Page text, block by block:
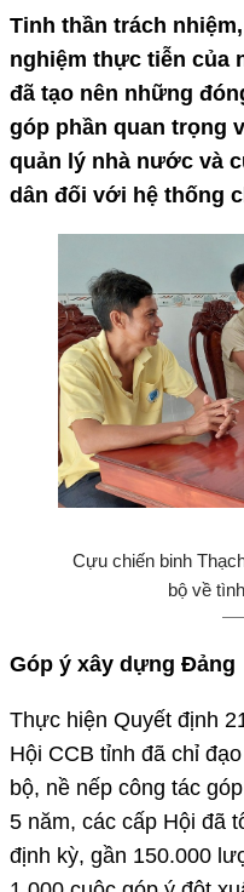
Tinh thần trách
nghiệm thực tiễn của
đã tạo nên những
góp phần quan trọng
quản lý nhà nước và
dân đối với hệ thống
Cựu chiến binh
bộ về
Góp ý xây dựng Đảng
Thực hiện Quyết định
Hội CCB tỉnh đã chỉ
bộ, nề nếp công tác
5 năm, các cấp Hội đã
định kỳ, gần 150.000